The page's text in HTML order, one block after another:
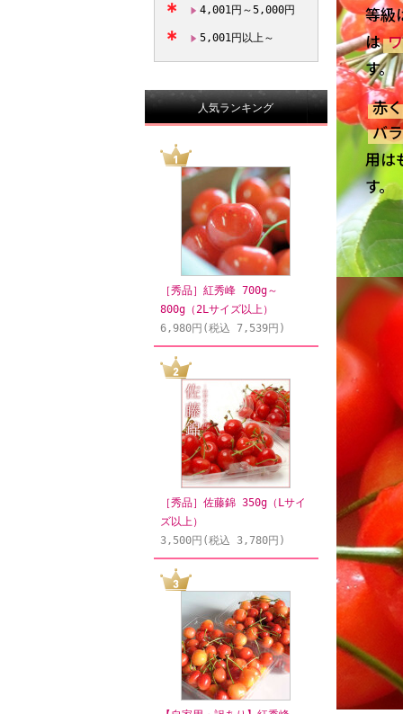
4,001円～5,000円
5,001円以上～
人気ランキング
［秀品］紅秀峰 700g～
800g（2Lサイズ以上）
6,980円(税込 7,539円)
［秀品］佐藤錦 350g（Lサイ
ズ以上）
3,500円(税込 3,780円)
等級
は
す。
赤
バ
用は
す。